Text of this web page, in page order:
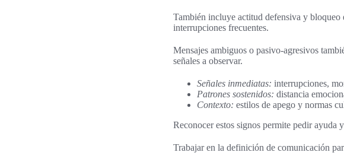
También incluye actitud defensiva y
interrupciones frecuentes.
Mensajes ambiguos o pasivo-agresivos
señales a observar.
Señales inmediatas: interrupciones,
Patrones sostenidos: distancia
Contexto: estilos de apego y normas
Reconocer estos signos permite pedir ayuda
Trabajar en la definición de comunicación